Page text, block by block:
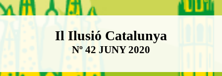
Boletín Il·lusió Catalunya
Il Ilusió Catalunya
Nº 42 JUNY 2020